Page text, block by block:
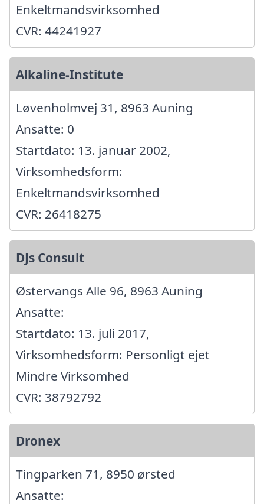
Enkeltmandsvirksomhed
CVR: 44241927
Alkaline-Institute
Løvenholmvej 31, 8963 Auning
Ansatte: 0
Startdato: 13. januar 2002,
Virksomhedsform:
Enkeltmandsvirksomhed
CVR: 26418275
DJs Consult
Østervangs Alle 96, 8963 Auning
Ansatte:
Startdato: 13. juli 2017,
Virksomhedsform: Personligt ejet
Mindre Virksomhed
CVR: 38792792
Dronex
Tingparken 71, 8950 ørsted
Ansatte: